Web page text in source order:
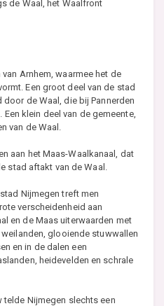
de Waal, het Waalfront
Arnhem, waarmee het de
Een groot deel van de stad
de Waal, die bij Pannerden
klein deel van de gemeente,
van de Waal.
aan het Maas-Waalkanaal, dat
stad aftakt van de Waal.
Nijmegen treft men
verscheidenheid aan
en de Maas uiterwaarden met
glooiende stuwwallen
en in de dalen een
heidevelden en schrale
telde Nijmegen slechts een